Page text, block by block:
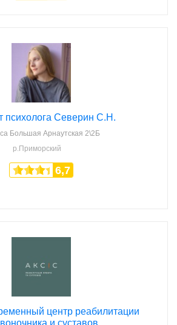
психолога Северин С.Н.
Большая Арнаутская 2\2Б
р.Приморский
6,7
центр реабилитации
и суставов